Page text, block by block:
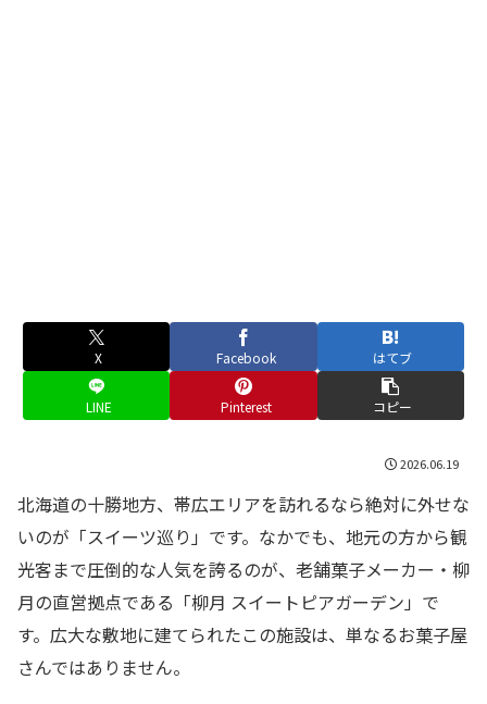
X Facebook はてブ
LINE Pinterest コピー
2026.06.19
北海道の十勝地方、帯広エリアを訪れるなら絶対に外せな
いのが「スイーツ巡り」です。なかでも、地元の方から観
光客まで圧倒的な人気を誇るのが、老舗菓子メーカー・柳
月の直営拠点である「柳月 スイートピアガーデン」で
す。広大な敷地に建てられたこの施設は、単なるお菓子屋
さんではありません。